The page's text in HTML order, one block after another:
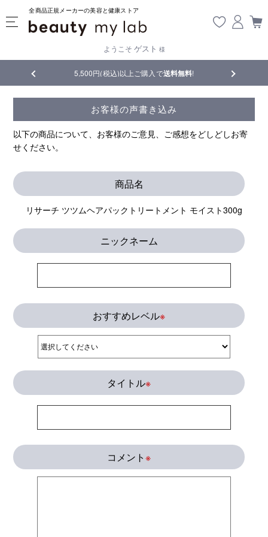
全商品正規メーカーの美容と健康ストア
ようこそ ゲスト 様
5,500円(税込)以上ご購入で送料無料! 【重要】
お客様の声書き込み
以下の商品について、お客様のご意見、ご感想をどしどしお寄
せください。
商品名
リサーチ ツツムヘアパックトリートメント モイスト300g
ニックネーム
おすすめレベル※
タイトル※
コメント※